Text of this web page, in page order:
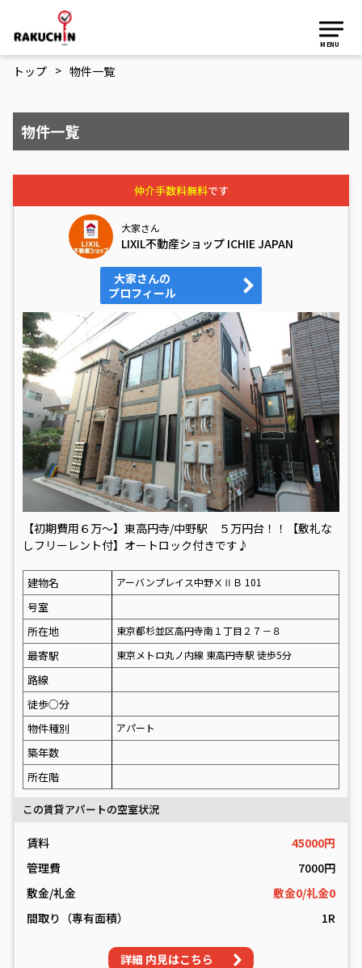
MENU
トップ > 物件一覧
物件一覧
仲介手数料無料です
大家さん
LIXIL不動産ショップ ICHIE JAPAN
大家さんの
プロフィール
【初期費用６万～】東高円寺/中野駅 ５万円台！！【敷礼な
しフリーレント付】オートロック付きです♪
建物名 アーバンプレイス中野ⅩⅡＢ 101
号室
所在地
東京都杉並区高円寺南１丁目２７－８
最寄駅 東京メトロ丸ノ内線 東高円寺駅 徒歩5分
路線
徒歩○分
物件種別
アパート
築年数
所在階
この賃貸アパートの空室状況
賃料
45000円
管理費
7000円
敷金/礼金
敷金0/礼金0
間取り（専有面積）
1R
詳細 内見はこちら